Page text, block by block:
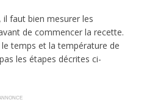
faut bien mesurer les
de commencer la recette.
temps et la température de
les étapes décrites ci-